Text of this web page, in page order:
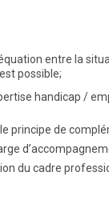
entre la
possible;
handicap /
principe de
du cadre